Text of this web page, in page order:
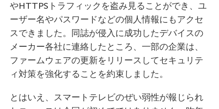
やHTTPSトラフィックを盗み見ることができ、ユ
ーザー名やパスワードなどの個人情報にもアクセ
スできました。同誌が侵入に成功したデバイスの
メーカー各社に連絡したところ、一部の企業は、
ファームウェアの更新をリリースしてセキュリテ
ィ対策を強化することを約束しました。
とはいえ、スマートテレビのぜい弱性が報じられ